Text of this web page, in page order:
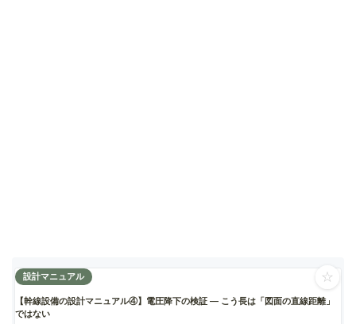
設計マニュアル
【幹線設備の設計マニュアル④】電圧降下の検証 ― こう長は「図面の直線距離」
ではない
☆